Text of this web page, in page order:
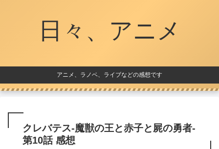
日々、アニメ
アニメ、ラノベ、ライブなどの感想です
クレバテス-魔獣の王と赤子と屍の勇者-
第10話 感想